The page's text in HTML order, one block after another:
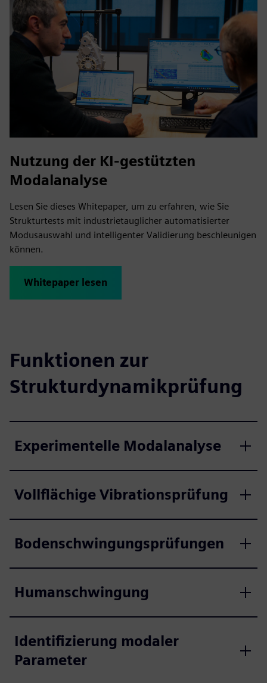
Nutzung der KI-gestützten
Modalanalyse
Lesen Sie dieses Whitepaper, um zu erfahren, wie Sie
Strukturtests mit industrietauglicher automatisierter
Modusauswahl und intelligenter Validierung beschleunigen
können.
Whitepaper lesen
Funktionen zur
Strukturdynamikprüfung
Experimentelle Modalanalyse
Vollflächige Vibrationsprüfung
Bodenschwingungsprüfungen
Humanschwingung
Identifizierung modaler
Parameter